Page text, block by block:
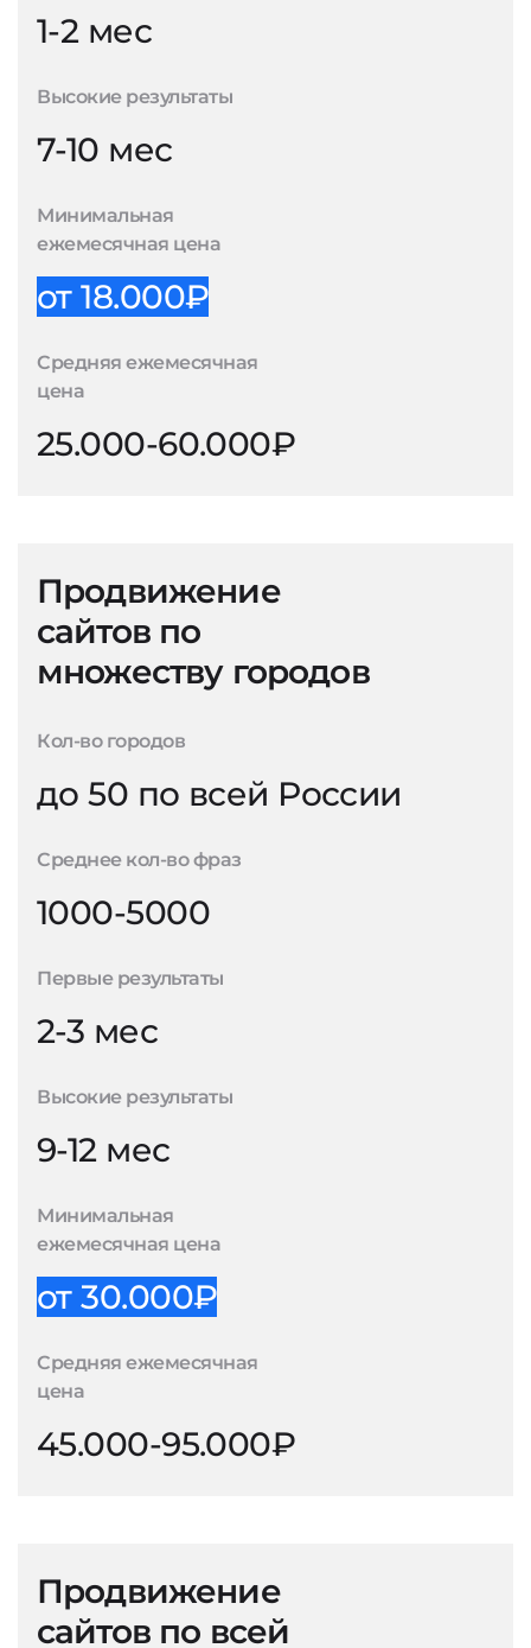
1-2 мес
Высокие результаты
7-10 мес
Минимальная
ежемесячная цена
от 18.000₽
Средняя ежемесячная
цена
25.000-60.000₽
Продвижение
сайтов по
множеству городов
Кол-во городов
до 50 по всей России
Среднее кол-во фраз
1000-5000
Первые результаты
2-3 мес
Высокие результаты
9-12 мес
Минимальная
ежемесячная цена
от 30.000₽
Средняя ежемесячная
цена
45.000-95.000₽
Продвижение
сайтов по всей